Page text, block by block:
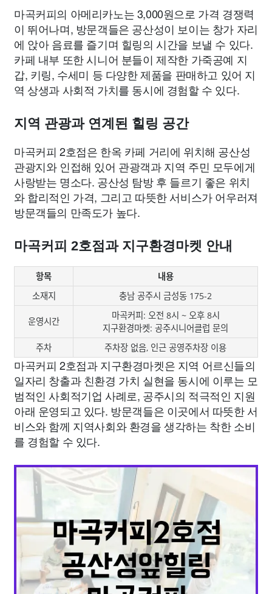
마곡커피의 아메리카노는 3,000원으로 가격 경쟁력
이 뛰어나며, 방문객들은 공산성이 보이는 창가 자리
에 앉아 음료를 즐기며 힐링의 시간을 보낼 수 있다.
카페 내부 또한 시니어 분들이 제작한 가죽공예 지
갑, 키링, 수세미 등 다양한 제품을 판매하고 있어 지
역 상생과 사회적 가치를 동시에 경험할 수 있다.
지역 관광과 연계된 힐링 공간
마곡커피 2호점은 한옥 카페 거리에 위치해 공산성
관광지와 인접해 있어 관광객과 지역 주민 모두에게
사랑받는 명소다. 공산성 탐방 후 들르기 좋은 위치
와 합리적인 가격, 그리고 따뜻한 서비스가 어우러져
방문객들의 만족도가 높다.
마곡커피 2호점과 지구환경마켓 안내
항목
내용
소재지
충남 공주시 금성동 175-2
운영시간
마곡커피: 오전 8시 ~ 오후 8시
지구환경마켓: 공주시니어클럽 문의
주차
주차장 없음, 인근 공영주차장 이용
마곡커피 2호점과 지구환경마켓은 지역 어르신들의
일자리 창출과 친환경 가치 실현을 동시에 이루는 모
범적인 사회적기업 사례로, 공주시의 적극적인 지원
아래 운영되고 있다. 방문객들은 이곳에서 따뜻한 서
비스와 함께 지역사회와 환경을 생각하는 착한 소비
를 경험할 수 있다.